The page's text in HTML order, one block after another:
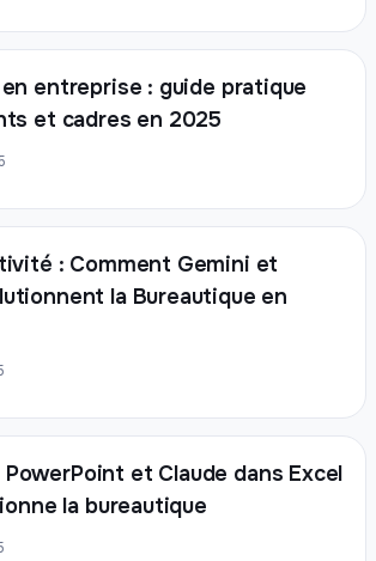
entreprise : guide pratique
et cadres en 2025
: Comment Gemini et
la Bureautique en
et Claude dans Excel
la bureautique